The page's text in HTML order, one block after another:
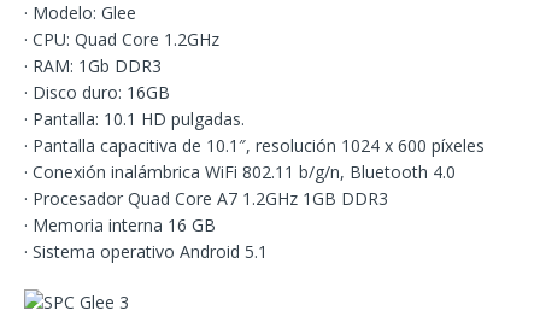
· Modelo: Glee
· CPU: Quad Core 1.2GHz
· RAM: 1Gb DDR3
· Disco duro: 16GB
· Pantalla: 10.1 HD pulgadas.
· Pantalla capacitiva de 10.1″, resolución 1024 x 600 píxeles
· Conexión inalámbrica WiFi 802.11 b/g/n, Bluetooth 4.0
· Procesador Quad Core A7 1.2GHz 1GB DDR3
· Memoria interna 16 GB
· Sistema operativo Android 5.1